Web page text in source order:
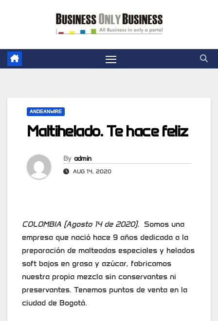
ANDEANWIRE
Maltihelado. Te hace feliz
By admin
AUG 14, 2020
COLOMBIA (Agosto 14 de 2020). Somos una
empresa que nació hace 9 años dedicada a la
preparación de malteadas especiales y helados
soft bajos en grasa y azúcar, fabricamos
nuestra propia mezcla sin conservantes ni
preservantes. Tenemos puntos de venta en la
ciudad de Bogotá.